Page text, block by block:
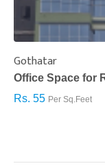
Gothatar
Office Space for
Rs. 55 Per Sq.Feet